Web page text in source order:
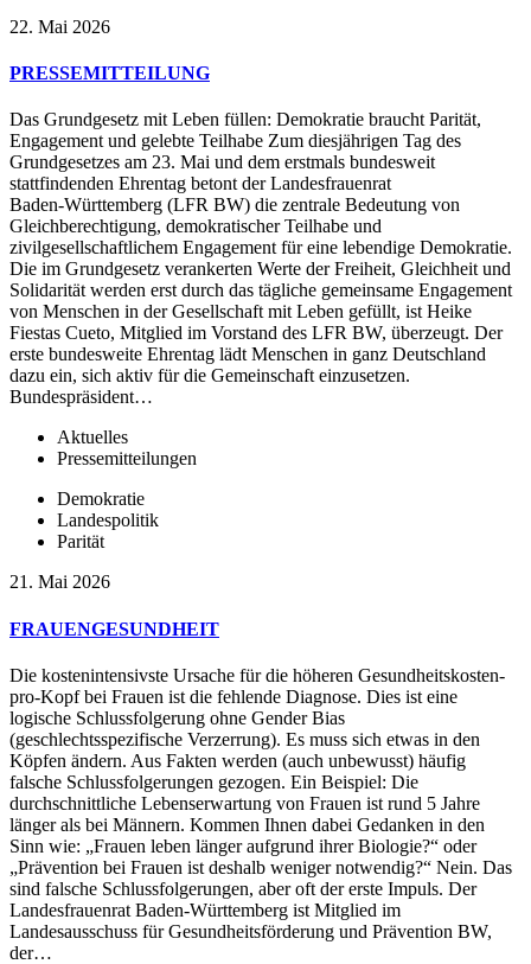
22. Mai 2026
PRESSEMITTEILUNG
Das Grundgesetz mit Leben füllen: Demokratie braucht Parität,
Engagement und gelebte Teilhabe Zum diesjährigen Tag des
Grundgesetzes am 23. Mai und dem erstmals bundesweit
stattfindenden Ehrentag betont der Landesfrauenrat
Baden‑Württemberg (LFR BW) die zentrale Bedeutung von
Gleichberechtigung, demokratischer Teilhabe und
zivilgesellschaftlichem Engagement für eine lebendige Demokratie.
Die im Grundgesetz verankerten Werte der Freiheit, Gleichheit und
Solidarität werden erst durch das tägliche gemeinsame Engagement
von Menschen in der Gesellschaft mit Leben gefüllt, ist Heike
Fiestas Cueto, Mitglied im Vorstand des LFR BW, überzeugt. Der
erste bundesweite Ehrentag lädt Menschen in ganz Deutschland
dazu ein, sich aktiv für die Gemeinschaft einzusetzen.
Bundespräsident…
Aktuelles
Pressemitteilungen
Demokratie
Landespolitik
Parität
21. Mai 2026
FRAUENGESUNDHEIT
Die kostenintensivste Ursache für die höheren Gesundheitskosten-
pro-Kopf bei Frauen ist die fehlende Diagnose. Dies ist eine
logische Schlussfolgerung ohne Gender Bias
(geschlechtsspezifische Verzerrung). Es muss sich etwas in den
Köpfen ändern. Aus Fakten werden (auch unbewusst) häufig
falsche Schlussfolgerungen gezogen. Ein Beispiel: Die
durchschnittliche Lebenserwartung von Frauen ist rund 5 Jahre
länger als bei Männern. Kommen Ihnen dabei Gedanken in den
Sinn wie: „Frauen leben länger aufgrund ihrer Biologie?“ oder
„Prävention bei Frauen ist deshalb weniger notwendig?“ Nein. Das
sind falsche Schlussfolgerungen, aber oft der erste Impuls. Der
Landesfrauenrat Baden-Württemberg ist Mitglied im
Landesausschuss für Gesundheitsförderung und Prävention BW,
der…